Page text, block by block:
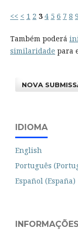
<< < 1 2 3 4 5 6 7 8 9
Também poderá
similaridade para
NOVA
IDIOMA
English
Português
Español (España)
INFORMAÇÕES